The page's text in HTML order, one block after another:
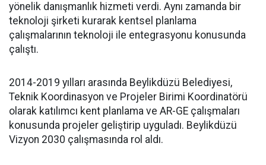
yönelik danışmanlık hizmeti verdi. Aynı zamanda bir
teknoloji şirketi kurarak kentsel planlama
çalışmalarının teknoloji ile entegrasyonu konusunda
çalıştı.
2014-2019 yılları arasında Beylikdüzü Belediyesi,
Teknik Koordinasyon ve Projeler Birimi Koordinatörü
olarak katılımcı kent planlama ve AR-GE çalışmaları
konusunda projeler geliştirip uyguladı. Beylikdüzü
Vizyon 2030 çalışmasında rol aldı.